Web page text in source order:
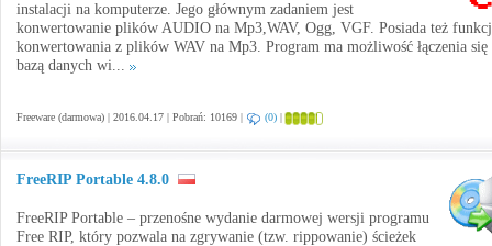
instalacji na komputerze. Jego głównym zadaniem jest
konwertowanie plików AUDIO na Mp3,WAV, Ogg, VGF. Posiada też
konwertowania z plików WAV na Mp3. Program ma możliwość łączenia się
bazą danych wi...
Freeware (darmowa) | 2016.04.17 | Pobrań: 10169 | (0) |
FreeRIP Portable 4.8.0
FreeRIP Portable – przenośne wydanie darmowej wersji programu
Free RIP, który pozwala na zgrywanie (tzw. rippowanie) ścieżek